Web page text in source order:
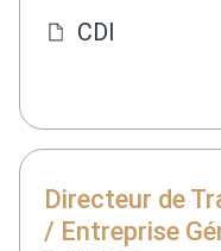
CDI
Directeur de
/ Entreprise